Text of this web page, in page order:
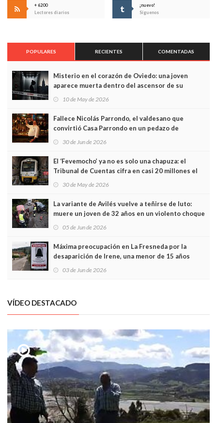
+ 6200
Lectores diarios
¡nuevo!
Síguenos
POPULARES RECIENTES COMENTADAS
Misterio en el corazón de Oviedo: una joven
aparece muerta dentro del ascensor de su
edificio y las cámaras captan sus últimos minutos
10 de May de 2026
Fallece Nicolás Parrondo, el valdesano que
convirtió Casa Parrondo en un pedazo de
Asturias en Madrid
30 de Jun de 2026
El ‘Fevemocho’ ya no es solo una chapuza: el
Tribunal de Cuentas cifra en casi 20 millones el
sobrecoste de los trenes que no cabían por los
30 de May de 2026
La variante de Avilés vuelve a teñirse de luto:
muere un joven de 32 años en un violento choque
frontal
05 de Jun de 2026
Máxima preocupación en La Fresneda por la
desaparición de Irene, una menor de 15 años
03 de Jun de 2026
VÍDEO DESTACADO